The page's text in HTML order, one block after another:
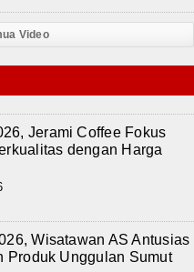
Video
Jerami Coffee Fokus
dengan Harga
Wisatawan AS Antusias
Produk Unggulan Sumut